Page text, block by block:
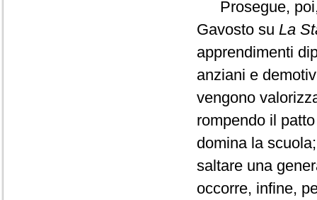
Prosegue, poi,
Gavosto su La
apprendimenti
anziani e
vengono
rompendo il
domina la
saltare una
occorre, infine,